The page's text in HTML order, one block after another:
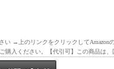
い →上のリンクをクリックしてAmazon
購入ください。【代引可】この商品は、